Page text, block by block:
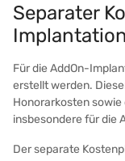
Separater
Implantation
Für die AddOn-
erstellt werden.
Honorarkosten
insbesondere für die
Der separate